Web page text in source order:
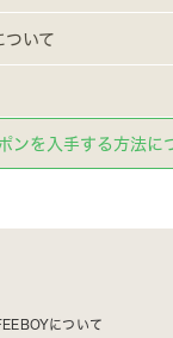
ついて
ンを入手する方法に
について